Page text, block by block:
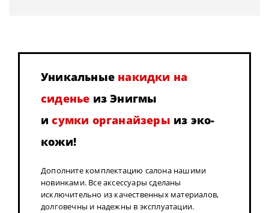
Уникальные накидки на
сиденье из Энигмы
исумки органайзеры из эко-
кожи!
Дополните комплектацию салона нашими
новинками. Все аксессуары сделаны
исключительно из качественных материалов,
долговечны и надежны в эксплуатации.